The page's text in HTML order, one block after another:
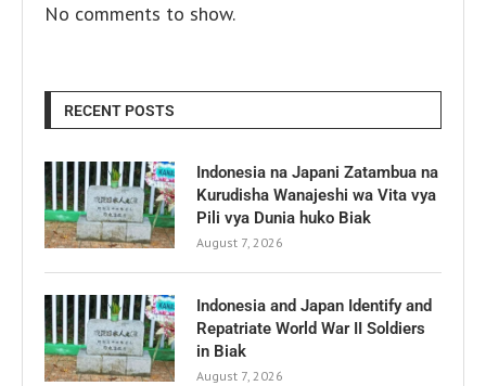
No comments to show.
RECENT POSTS
Indonesia na Japani Zatambua na
Kurudisha Wanajeshi wa Vita vya
Pili vya Dunia huko Biak
August 7, 2026
Indonesia and Japan Identify and
Repatriate World War II Soldiers
in Biak
August 7, 2026